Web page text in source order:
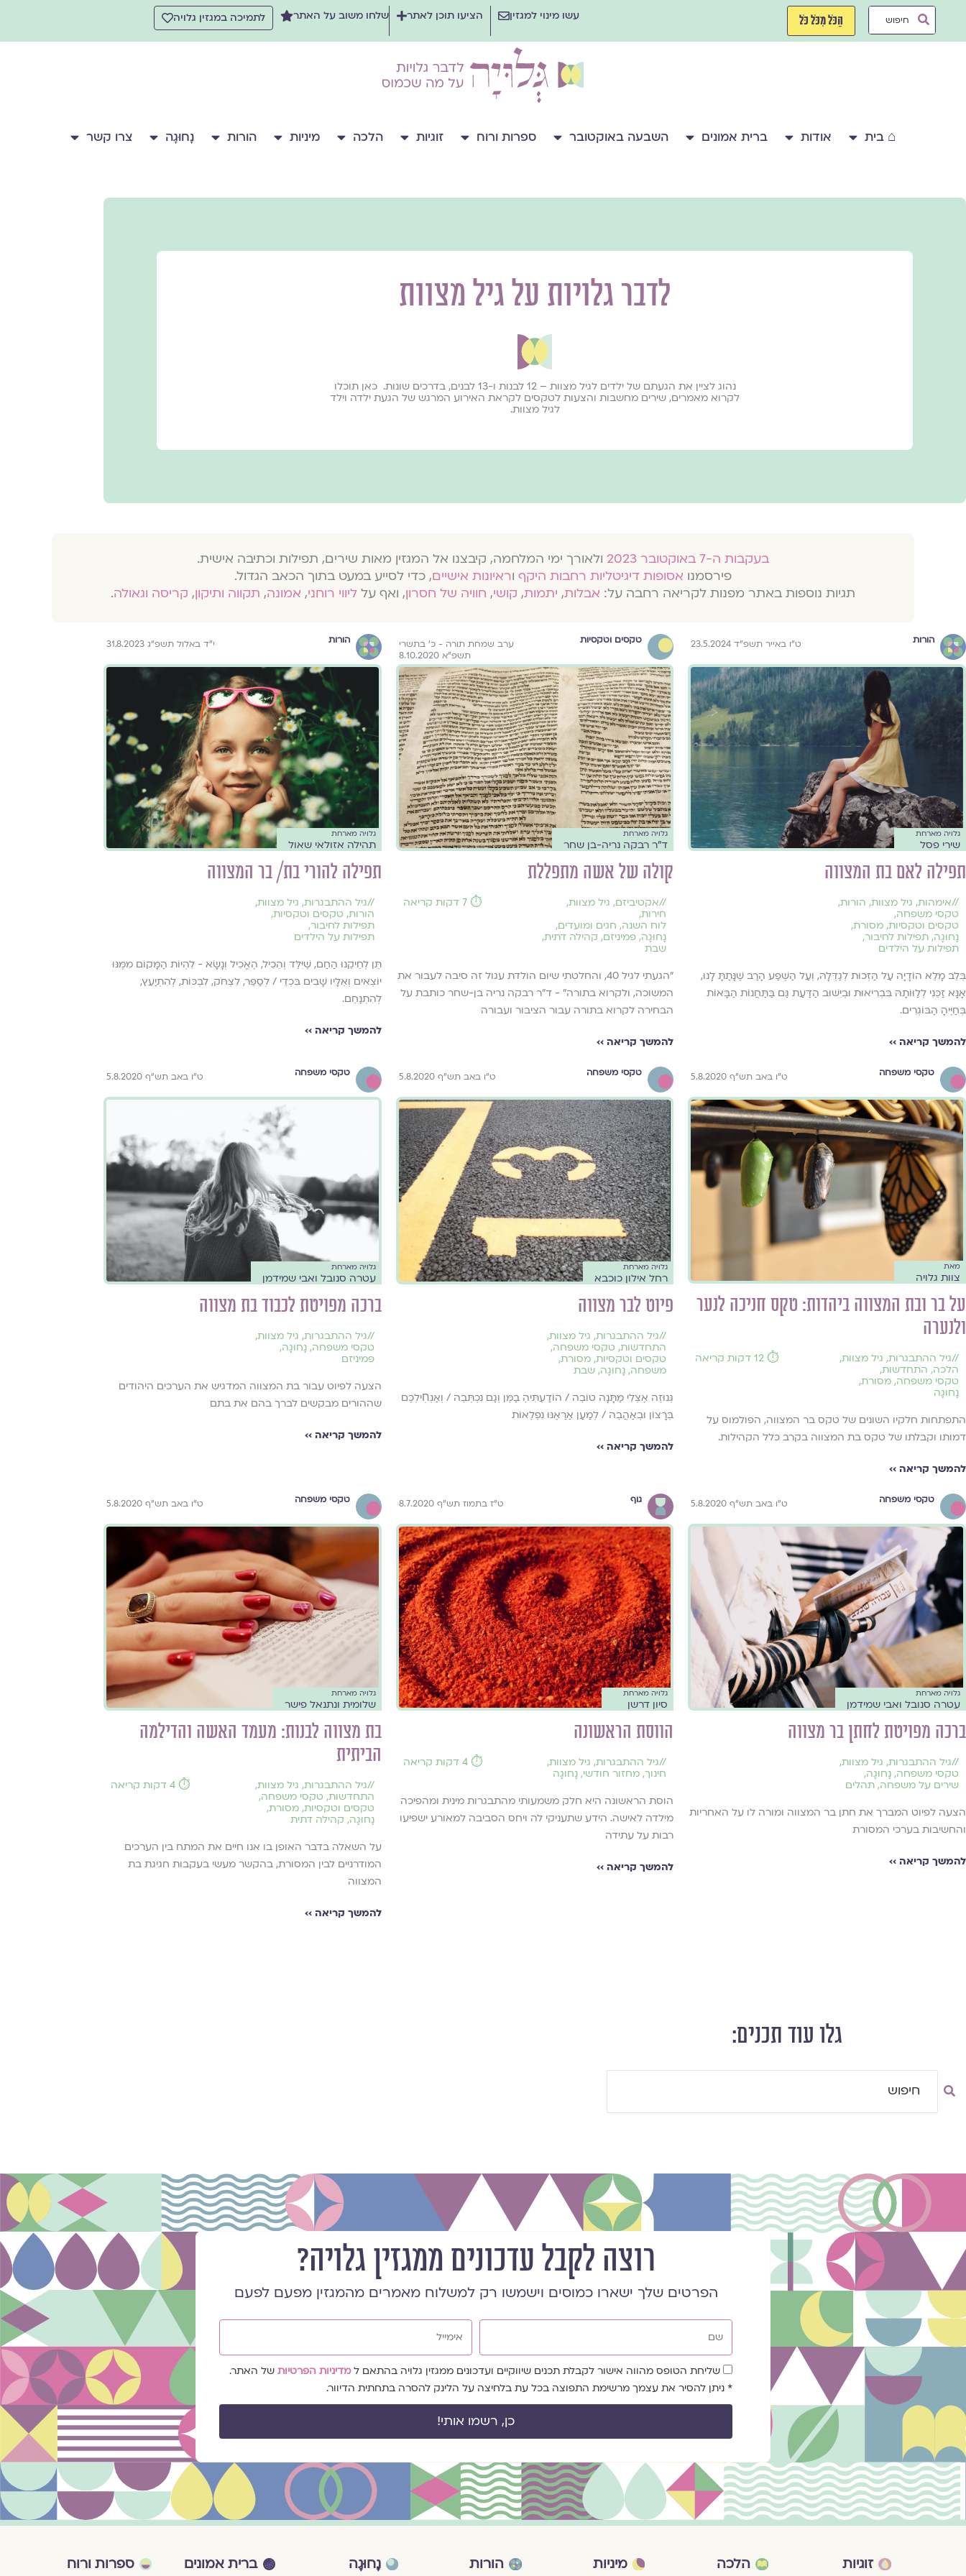
Search
הַכֹּל מִכֹּל כֹּל עשו מינוי למגזין הציעו תוכן לאתר שלחו משוב על האתר לתמיכה במגזין גלויה
⌂ בית אודות ברית אמונים השבעה באוקטובר ספרות ורוח זוגיות הלכה מיניות הורות נָחוּגָה צרו קשר
לדבר גלויות על גיל מצוות
נהוג לציין את הגעתם של ילדים לגיל מצוות – 12 לבנות ו-13 לבנים, בדרכים שונות. כאן תוכלו
לקרוא מאמרים, שירים מחשבות והצעות לטקסים לקראת האירוע המרגש של הגעת ילדה וילד
לגיל מצוות.
בעקבות ה-7 באוקטובר 2023
ולאורך ימי המלחמה, קיבצנו אל המגזין מאות שירים, תפילות וכתיבה אישית.
פירסמנו אסופות דיגיטליות רחבות היקף וראיונות אישיים, כדי לסייע במעט בתוך הכאב הגדול.
תגיות נוספות באתר מפנות לקריאה רחבה על: אבלות, יתמות, קושי, חוויה של חסרון, ואף על ליווי רוחני, אמונה, תקווה ותיקון, קריסה וגאולה.
הורות ט״ו באייר תשפ״ד 23.5.2024
גלויה מארחת
שירי פסל
תפילה לאם בת המצווה
//אימהות, גיל מצוות, הורות,
טקסי משפחה,
טקסים וטקסיות, מסורת,
נָחוּגָה, תפילות לחיבור,
תפילות על הילדים
בְּלֵב מָלֵא הוֹדָיָה עַל הַזְּכוּת לְגַדְּלָהּ, וְעַל הַשֶּׁפַע הָרַב שֶׁנָּתַתָּ לָנוּ,
אָנָּא זַכֵּנִי לְלַוּוֹתָהּ בִּבְרִיאוּת וּבְיִשּׁוּב הַדַּעַת גַּם בַּתַּחֲנוֹת הַבָּאוֹת
בְּחַיֶּיהָ הַבּוֹגְרִים.
להמשך קריאה ››
טקסים וטקסיות
ערב שמחת תורה - כ׳ בתשרי
תשפ״א 8.10.2020
גלויה מארחת
ד"ר רבקה נריה-בן שחר
קולה של אשה מתפללת
//אקטיביזם, גיל מצוות,
חירות,
לוח השנה, חגים ומועדים,
נָחוּגָה, פמיניזם, קהילה דתית,
שבת
⏱️ 7 דקות קריאה
״הגעתי לגיל 40, והחלטתי שיום הולדת עגול זה סיבה לעבור את
המשוכה, ולקרוא בתורה״ - ד״ר רבקה נריה בן-שחר כותבת על
הבחירה לקרוא בתורה עבור הציבור ועבורה
להמשך קריאה ››
הורות י״ד באלול תשפ״ג 31.8.2023
גלויה מארחת
תהילה אזולאי שאול
תפילה להורי בת/ בר המצווה
//גיל ההתבגרות, גיל מצוות,
הורות, טקסים וטקסיות,
תפילות לחיבור,
תפילות על הילדים
תֵּן לְחֵיקֵנוּ הַחַם, שֶׁיִּלֵּד וְהֵכִיל, הֶאֱכִיל וְנָשָׂא - לִהְיוֹת הַמָּקוֹם מִמֶּנּוּ
יוֹצְאִים וְאֵלָיו שָׁבִים בִּכְדֵי / לְסַפֵּר, לִצְחֹק, לִבְכּוֹת, לְהִתְיַעֵץ,
לְהִתְנַחֵם.
להמשך קריאה ››
טקסי משפחה ט"ו באב תש"ף 5.8.2020
מאת
צוות גלויה
על בר ובת המצווה ביהדות: טקס חניכה לנער
ולנערה
//גיל ההתבגרות, גיל מצוות,
הלכה, התחדשות,
טקסי משפחה, מסורת,
נָחוּגָה
⏱️ 12 דקות קריאה
התפתחות חלקיו השונים של טקס בר המצווה, הפולמוס על
דמותו וקבלתו של טקס בת המצווה בקרב כלל הקהילות.
להמשך קריאה ››
טקסי משפחה ט"ו באב תש"ף 5.8.2020
גלויה מארחת
רחל אילון כוכבא
פיוט לבר מצווה
//גיל ההתבגרות, גיל מצוות,
התחדשות, טקסי משפחה,
טקסים וטקסיות, מסורת,
משפחה, נָחוּגָה, שבת
גְּנוּזׇה אֶצְלִי מַתָּנָה טוֹבׇה / הוֹדַעְתִּיהׇ בַמׇּן וְגַם נִכְתְּבׇה / וְאַנְחׅילְכֶם
בְּרָצוֹן וּבְאַהֲבׇה / לְמַעַן אַרַאֶנּוּ נִפְלׇאוֹת
להמשך קריאה ››
טקסי משפחה ט"ו באב תש"ף 5.8.2020
גלויה מארחת
עטרה סנובל ואבי שמידמן
ברכה מפויטת לכבוד בת מצווה
//גיל ההתבגרות, גיל מצוות,
טקסי משפחה,נָחוּגָה,
פמיניזם
הצעה לפיוט עבור בת המצווה המדגיש את הערכים היהודים
שההורים מבקשים לברך בהם את בתם
להמשך קריאה ››
טקסי משפחה ט"ו באב תש"ף 5.8.2020
גלויה מארחת
עטרה סנובל ואבי שמידמן
ברכה מפויטת לחתן בר מצווה
//גיל ההתבגרות, גיל מצוות,
טקסי משפחה, נָחוּגָה,
שירים על משפחה, תהלים
הצעה לפיוט המברך את חתן בר המצווה ומורה לו על האחריות
והחשיבות בערכי המסורת
להמשך קריאה ››
גוף ט"ז בתמוז תש"ף 8.7.2020
גלויה מארחת
סיון דרשן
הווסת הראשונה
//גיל ההתבגרות, גיל מצוות,
חינוך, מחזור חודשי, נָחוּגָה
⏱️ 4 דקות קריאה
הוסת הראשונה היא חלק משמעותי מהתבגרות מינית ומהפיכה
מילדה לאישה. הידע שתעניקי לה ויחס הסביבה למאורע ישפיעו
רבות על עתידה
להמשך קריאה ››
טקסי משפחה ט"ו באב תש"ף 5.8.2020
גלויה מארחת
שלומית ונתנאל פישר
בת מצווה לבנות: מעמד האשה והדילמה
הביתית
//גיל ההתבגרות, גיל מצוות,
התחדשות, טקסי משפחה,
טקסים וטקסיות,מסורת,
נָחוּגָה, קהילה דתית
⏱️ 4 דקות קריאה
על השאלה בדבר האופן בו אנו חיים את המתח בין הערכים
המודרניים לבין המסורת, בהקשר מעשי בעקבות חגיגת בת
המצווה
להמשך קריאה ››
גלו עוד תכנים:
Search
רוצה לקבל עדכונים ממגזין גלויה?
הפרטים שלך ישארו כמוסים וישמשו רק למשלוח מאמרים מהמגזין מפעם לפעם
שדה
הסכמה
שליחת הטופס מהווה אישור לקבלת תכנים שיווקיים ועדכונים ממגזין גלויה בהתאם למדיניות הפרטיות של האתר.
* ניתן להסיר את עצמך מרשימת התפוצה בכל עת בלחיצה על הלינק להסרה בתחתית הדיוור.
כן, רשמו אותי!
זוגיות הלכה מיניות הורות נָחוּגָה ברית אמונים ספרות ורוח